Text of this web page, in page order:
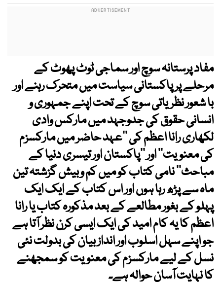
مفاد پرستانہ سوچ اور سماجی ٹوٹ پھوٹ کے
مرحلے پر پاکستانی سیاست میں متحرک رہنے اور
با شعور نظریاتی سوچ کے تحت اپنے جمہوری و
انسانی حقوق کی جدوجہد میں مارکس وادی
لکھاری رانا اعظم کی ’’عہد حاضر میں مارکسزم
کی معنویت‘‘ اور ’’پاکستان اور تیسری دنیا کے
مباحث‘‘ نامی کتاب کو میں کم وبیش گزشتہ تین
ماہ سے پڑھ رہا ہوں اور اس کتاب کے ایک ایک
پہلو کے بغور مطالعے کے بعد مذکورہ کتاب یا رانا
اعظم کا یہ کام امید کی ایک ایسی کرن نظر آتا ہے
جو اپنے سہل اسلوب اور انداز بیان کی بدولت نئی
نسل کے لیے مارکسزم کی معنویت کو سمجھنے
کا نہایت آسان حوالہ ہے۔